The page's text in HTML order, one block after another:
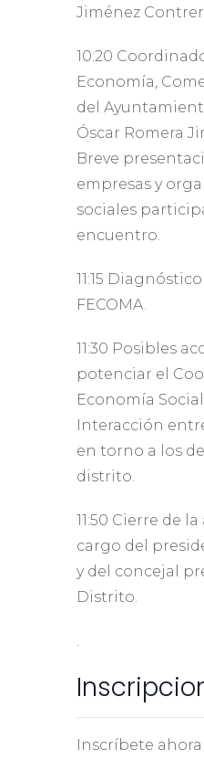
Jiménez
10:20
Economía,
del
Óscar Romera
Breve
empresas y
sociales
encuentro.
11:15
FECOMA.
11:30 Posibles
potenciar el
Economía
Interacción
en torno a los
distrito.
11:50 Cierre de
cargo del
y del concejal
Distrito.
Inscríbete